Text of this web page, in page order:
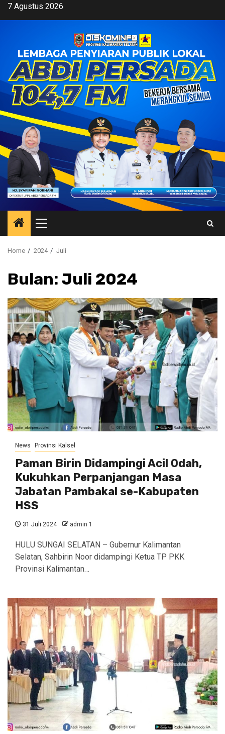
Skip7 Agustus 2026
Primary
Menu
Home 2024 Juli
Bulan: Juli 2024
News Provinsi Kalsel
Paman Birin Didampingi Acil Odah,
Kukuhkan Perpanjangan Masa
Jabatan Pambakal se-Kabupaten
HSS
31 Juli 2024 admin 1
HULU SUNGAI SELATAN – Gubernur Kalimantan
Selatan, Sahbirin Noor didampingi Ketua TP PKK
Provinsi Kalimantan…